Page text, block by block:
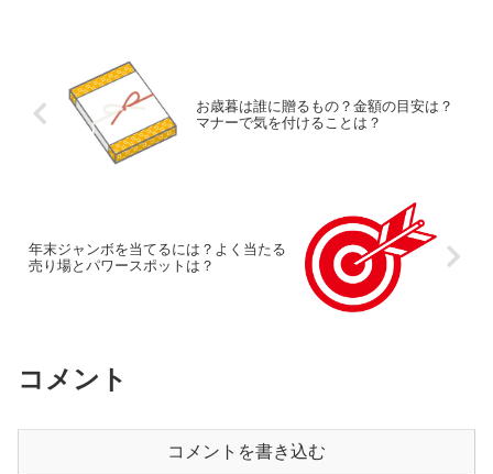
お歳暮は誰に贈るもの？金額の目安は？
マナーで気を付けることは？
年末ジャンボを当てるには？よく当たる
売り場とパワースポットは？
コメント
コメントを書き込む